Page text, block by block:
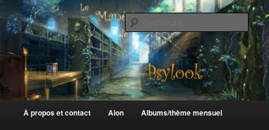
au
contenu
principalLe Manège de Psylook
principal
À propos et contact Aion Albums/thème mensuel